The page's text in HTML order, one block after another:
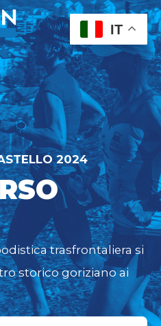
2024
trasfrontaliera si
storico goriziano ai
IT